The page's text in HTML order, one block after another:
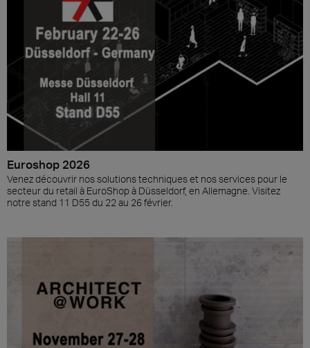
Euroshop 2026
Venez découvrir nos solutions techniques et nos services pour le
secteur du retail à EuroShop à Düsseldorf, en Allemagne. Visitez
notre stand 11 D55 du 22 au 26 février.